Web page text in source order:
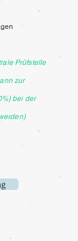
Prüfstelle
zur
bei der